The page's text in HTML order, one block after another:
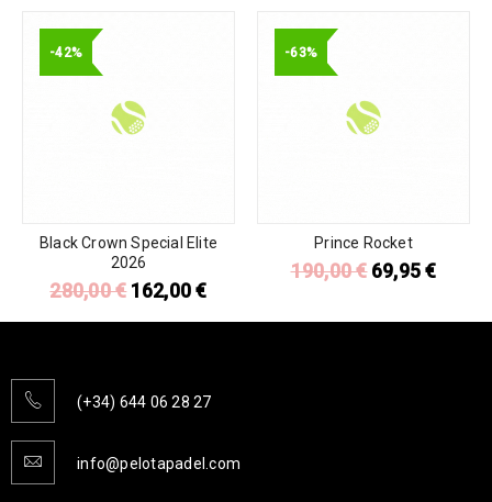
-42%
Black Crown Special Elite
2026
280,00€ 162,00€
-63%
Prince Rocket
190,00€ 69,95€
(+34) 644 06 28 27
info@pelotapadel.com